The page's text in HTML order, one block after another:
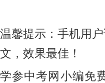
温馨提示：手机用
文，效果最佳！
学参中考网小编免